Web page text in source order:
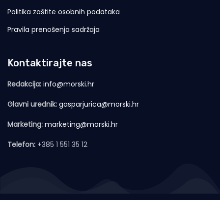
Politika zaštite osobnih podataka
Pravila prenošenja sadržaja
Kontaktirajte nas
Redakcija: info@morski.hr
Glavni urednik: gasparjurica@morski.hr
Marketing: marketing@morski.hr
Telefon: +385 1 551 35 12